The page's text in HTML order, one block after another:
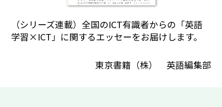
（シリーズ連載）全国のICT有識者からの「英語
学習×ICT」に関するエッセーをお届けします。
東京書籍（株） 英語編集部